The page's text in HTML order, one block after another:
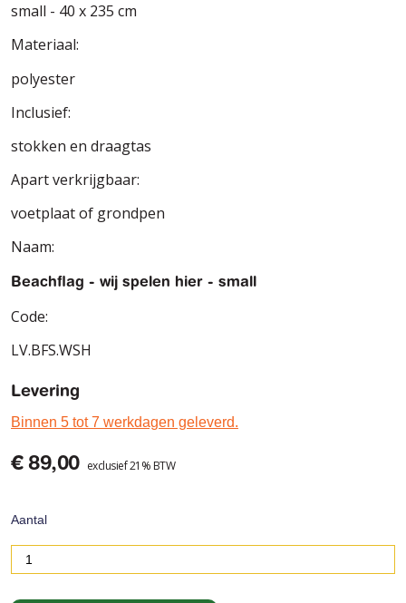
small - 40 x 235 cm
Materiaal:
polyester
Inclusief:
stokken en draagtas
Apart verkrijgbaar:
voetplaat of grondpen
Naam:
Beachflag - wij spelen hier - small
Code:
LV.BFS.WSH
Levering
Binnen 5 tot 7 werkdagen geleverd.
€ 89,00 exclusief 21% BTW
Aantal